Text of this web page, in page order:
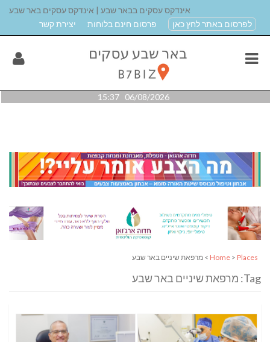
אינדקס עסקים בבאר שבע | אינדקס עסקים באר שבע
לפרסום באתר לחץ כאן
פרסום חינם בלוחות יצירת קשר
06/08/2026 15:37
Home > Places > מרפאת שיניים באר שבע
Tag: מרפאת שיניים באר שבע